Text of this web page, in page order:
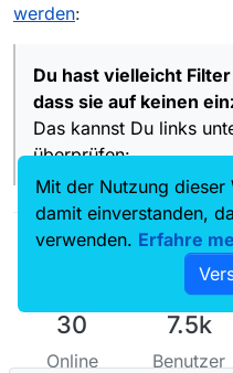
werden:
Du hast vielleicht
dass sie auf keinen
Das kannst Du links
überprüfen:
30
Online
7.5k
Benutzer
Mit der Nutzung dieser
damit einverstanden,
verwenden. Erfahre